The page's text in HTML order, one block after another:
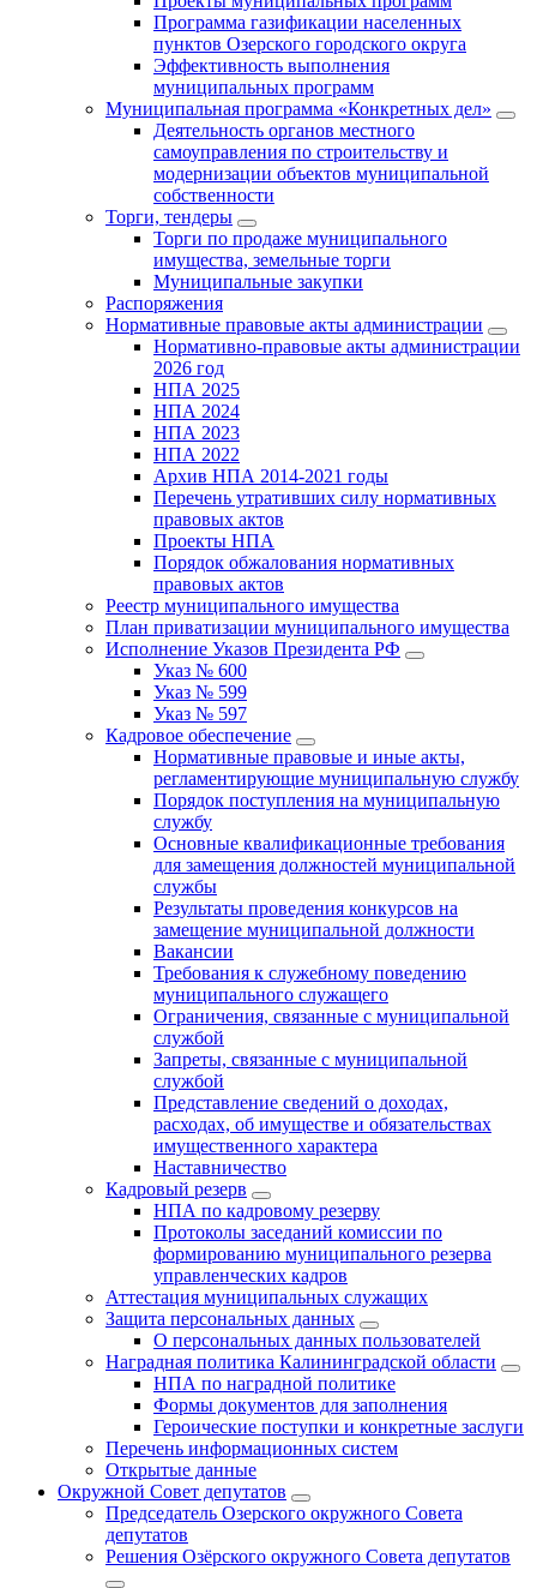
Программа газификации населенных
пунктов Озерского городского округа
Эффективность выполнения
муниципальных программ
Муниципальная программа «Конкретных дел»
Деятельность органов местного
самоуправления по строительству и
модернизации объектов муниципальной
собственности
Торги, тендеры
Торги по продаже муниципального
имущества, земельные торги
Муниципальные закупки
Распоряжения
Нормативные правовые акты администрации
Нормативно-правовые акты администрации
2026 год
НПА 2025
НПА 2024
НПА 2023
НПА 2022
Архив НПА 2014-2021 годы
Перечень утративших силу нормативных
правовых актов
Проекты НПА
Порядок обжалования нормативных
правовых актов
Реестр муниципального имущества
План приватизации муниципального имущества
Исполнение Указов Президента РФ
Указ № 600
Указ № 599
Указ № 597
Кадровое обеспечение
Нормативные правовые и иные акты,
регламентирующие муниципальную службу
Порядок поступления на муниципальную
службу
Основные квалификационные требования
для замещения должностей муниципальной
службы
Результаты проведения конкурсов на
замещение муниципальной должности
Вакансии
Требования к служебному поведению
муниципального служащего
Ограничения, связанные с муниципальной
службой
Запреты, связанные с муниципальной
службой
Представление сведений о доходах,
расходах, об имуществе и обязательствах
имущественного характера
Наставничество
Кадровый резерв
НПА по кадровому резерву
Протоколы заседаний комиссии по
формированию муниципального резерва
управленческих кадров
Аттестация муниципальных служащих
Защита персональных данных
О персональных данных пользователей
Наградная политика Калининградской области
НПА по наградной политике
Формы документов для заполнения
Героические поступки и конкретные заслуги
Перечень информационных систем
Открытые данные
Окружной Совет депутатов
Председатель Озерского окружного Совета
депутатов
Решения Озёрского окружного Совета депутатов